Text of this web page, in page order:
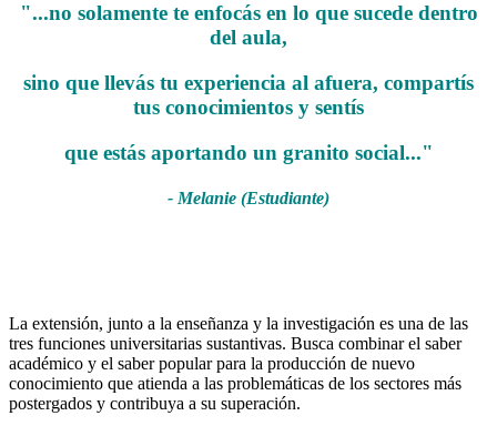
"...no solamente te enfocás en lo que sucede dentro
del aula,
sino que llevás tu experiencia al afuera, compartís
tus conocimientos y sentís
que estás aportando un granito social..."
- Melanie (Estudiante)
La extensión, junto a la enseñanza y la investigación es una de las
tres funciones universitarias sustantivas. Busca combinar el saber
académico y el saber popular para la producción de nuevo
conocimiento que atienda a las problemáticas de los sectores más
postergados y contribuya a su superación.